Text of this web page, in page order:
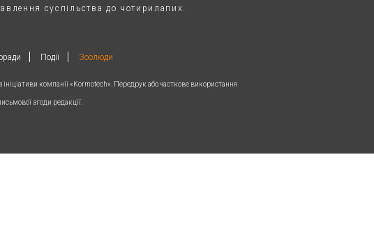
суспільства до чотирилапих.
Події Зоолюди
компанії «Kormotech». Передрук або часткове використання
згоди редакції.